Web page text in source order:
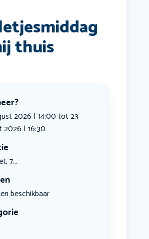
thuis
2026 | 14:00 tot 23
2026 | 16:30
7...
beschikbaar